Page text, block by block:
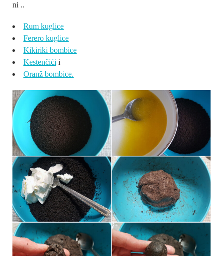
ni ..
Rum kuglice
Ferero kuglice
Kikiriki bombice
Kestenčići i
Oranž bombice.